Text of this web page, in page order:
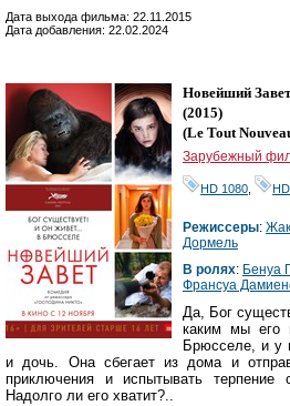
Дата выхода фильма: 22.11.2015
Дата добавления: 22.02.2024
Новейший Завет
(2015)
(Le Tout
Зарубежный
HD 1080
Режиссеры:
Дормель
В ролях: Бенуа
Франсуа
Да, Бог
каким мы его
Брюсселе, и у
и дочь. Она сбегает из дома и
приключения и испытывать терпение
Надолго ли его хватит?..